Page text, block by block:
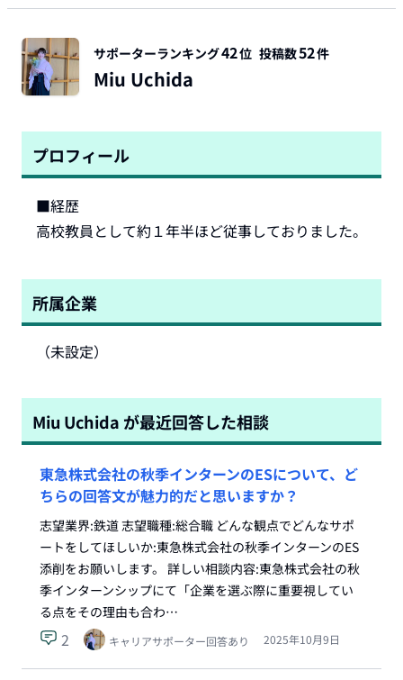
サポーターランキング42位 投稿数52件
Miu Uchida
プロフィール
■経歴
高校教員として約１年半ほど従事しておりました。
所属企業
（未設定）
Miu Uchida が最近回答した相談
東急株式会社の秋季インターンのESについて、ど
ちらの回答文が魅力的だと思いますか？
志望業界:鉄道 志望職種:総合職 どんな観点でどんなサポ
ートをしてほしいか:東急株式会社の秋季インターンのES
添削をお願いします。 詳しい相談内容:東急株式会社の秋
季インターンシップにて「企業を選ぶ際に重要視してい
る点をその理由も合わ…
2 キャリアサポーター回答あり 2025年10月9日